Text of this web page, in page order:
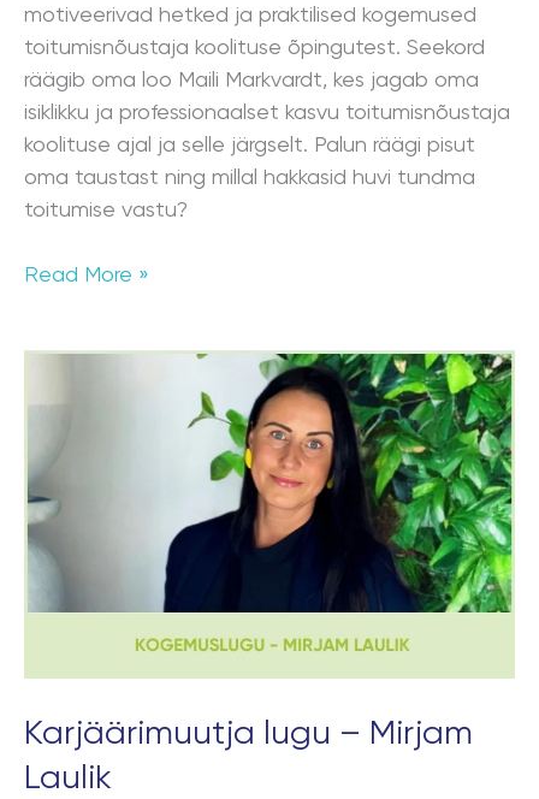
motiveerivad hetked ja praktilised kogemused
toitumisnõustaja koolituse õpingutest. Seekord
räägib oma loo Maili Markvardt, kes jagab oma
isiklikku ja professionaalset kasvu toitumisnõustaja
koolituse ajal ja selle järgselt. Palun räägi pisut
oma taustast ning millal hakkasid huvi tundma
toitumise vastu?
Read More »
Karjäärimuutja lugu – Mirjam
Laulik
lugu
Mirjam
Laulik